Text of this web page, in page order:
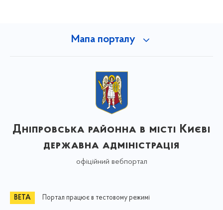
Мапа порталу
Дніпровська районна в місті Києві
державна адміністрація
офіційний вебпортал
Портал працює в тестовому режимі